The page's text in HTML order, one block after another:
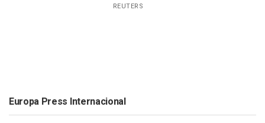
REUTERS
Europa Press Internacional